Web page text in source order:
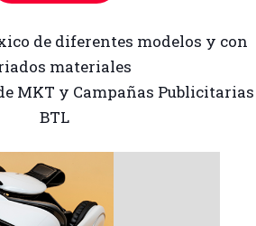
de diferentes modelos y con
materiales
MKT y Campañas Publicitarias
BTL